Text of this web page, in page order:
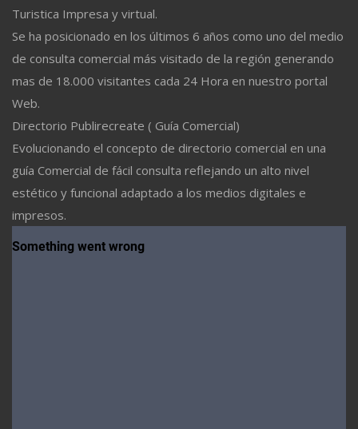
Turistica Impresa y virtual.
Se ha posicionado en los últimos 6 años como uno del medio
de consulta comercial más visitado de la región generando
mas de 18.000 visitantes cada 24 Hora en nuestro portal
Web.
Directorio Publirecreate ( Guía Comercial)
Evolucionando el concepto de directorio comercial en una
guía Comercial de fácil consulta reflejando un alto nivel
estético y funcional adaptado a los medios digitales e
impresos.